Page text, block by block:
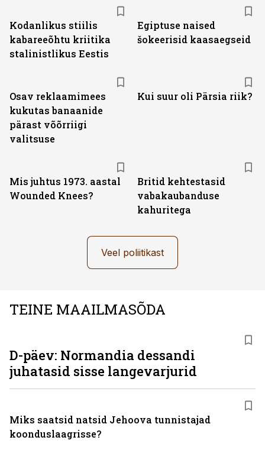
Kodanlikus stiilis
kabareeõhtu kriitika
stalinistlikus Eestis
Egiptuse naised
šokeerisid kaasaegseid
Osav reklaamimees
kukutas banaanide
pärast võõrriigi
valitsuse
Kui suur oli Pärsia riik?
Mis juhtus 1973. aastal
Wounded Knees?
Britid kehtestasid
vabakaubanduse
kahuritega
Veel poliitikast
TEINE MAAILMASÕDA
D-päev: Normandia dessandi
juhatasid sisse langevarjurid
Miks saatsid natsid Jehoova tunnistajad
koonduslaagrisse?